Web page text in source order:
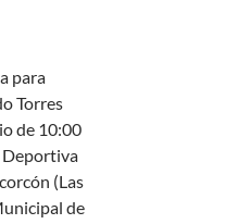
para
Torres
de 10:00
Deportiva
(Las
de